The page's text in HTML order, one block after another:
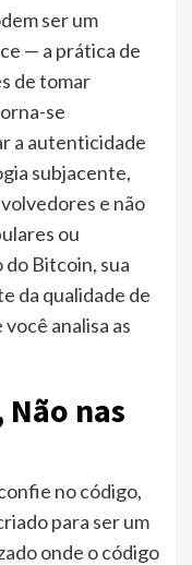
ser um
— a prática de
de tomar
se
a autenticidade
subjacente,
e não
ou
Bitcoin, sua
da qualidade de
analisa as
nas
no código,
para ser um
onde o código